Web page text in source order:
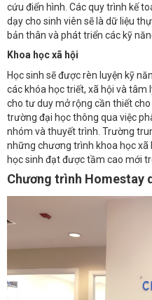
cứu điển hình. Các quy trình kế
dạy cho sinh viên sẽ là dữ liệu
bản thân và phát triển các kỹ
Khoa học xã hội
Học sinh sẽ được rèn luyện kỹ
các khóa học triết, xã hội và tâm
cho tư duy mở rộng cần thiết
trường đại học thông qua việc
nhóm và thuyết trình. Trường
những chương trình khoa học xã
học sinh đạt được tầm cao mới
Chương trình Homestay